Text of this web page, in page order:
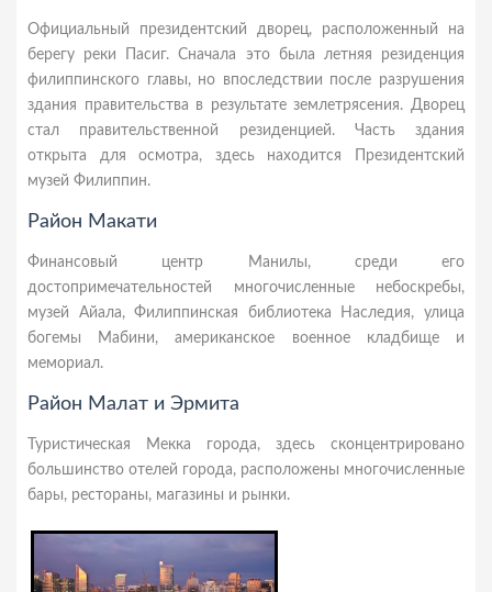
Официальный президентский дворец, расположенный на
берегу реки Пасиг. Сначала это была летняя резиденция
филиппинского главы, но впоследствии после разрушения
здания правительства в результате землетрясения. Дворец
стал правительственной резиденцией. Часть здания
открыта для осмотра, здесь находится Президентский
музей Филиппин.
Район Макати
Финансовый центр Манилы, среди его
достопримечательностей многочисленные небоскребы,
музей Айала, Филиппинская библиотека Наследия, улица
богемы Мабини, американское военное кладбище и
мемориал.
Район Малат и Эрмита
Туристическая Мекка города, здесь сконцентрировано
большинство отелей города, расположены многочисленные
бары, рестораны, магазины и рынки.